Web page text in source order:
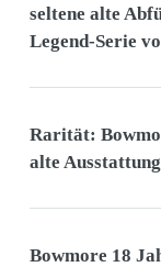
seltene alte
Legend-Serie
Rarität:
alte Ausstattung
Bowmore 18